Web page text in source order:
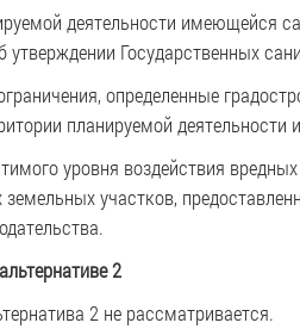
деятельности имеющейся
Государственных
определенные
планируемой деятельности
уровня воздействия
участков,
2
2 не рассматривается.